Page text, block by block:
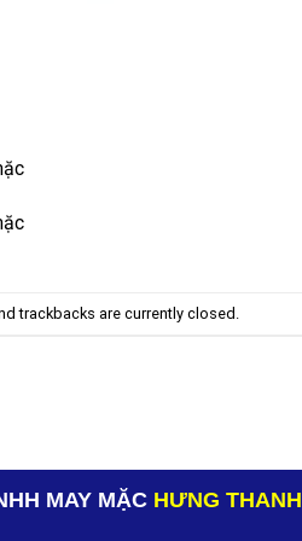
trackbacks are currently closed.
MAY MẶC HƯNG THANH